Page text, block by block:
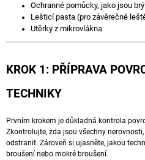
Ochranné pomůcky, jako jsou
Lešticí pasta (pro závěrečné
Utěrky z mikrovlákna
KROK 1: PŘÍPRAVA
TECHNIKY
Prvním krokem je důkladná kontrola
Zkontrolujte, zda jsou všechny
odstranit. Zároveň si ujasněte, jakou
broušení nebo mokré broušení.
DUBOVÝ
PODNOS
EPOXIDOVOU
-
LAGUN
2
420